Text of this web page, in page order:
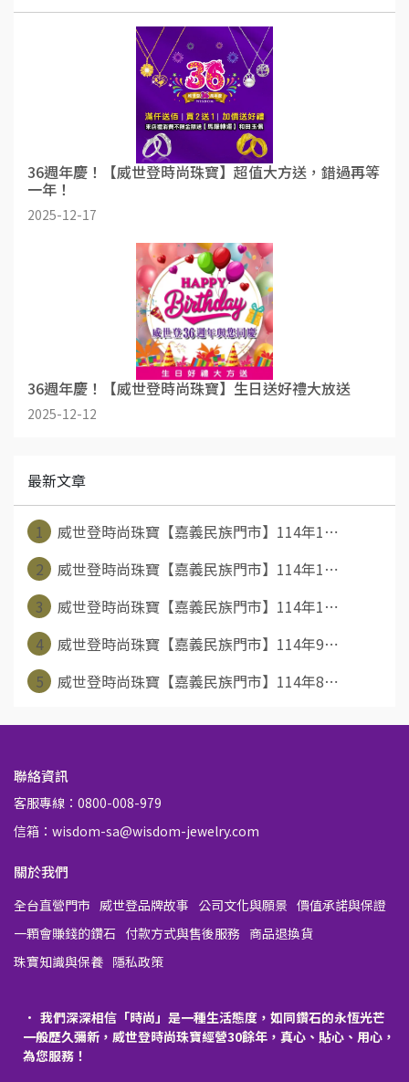
36週年慶！【威世登時尚珠寶】超值大方送，錯過再等
一年！
2025-12-17
36週年慶！【威世登時尚珠寶】生日送好禮大放送
2025-12-12
最新文章
1
威世登時尚珠寶【嘉義民族門市】114年1⋯
2
威世登時尚珠寶【嘉義民族門市】114年1⋯
3
威世登時尚珠寶【嘉義民族門市】114年1⋯
4
威世登時尚珠寶【嘉義民族門市】114年9⋯
5
威世登時尚珠寶【嘉義民族門市】114年8⋯
聯絡資訊
客服專線：0800-008-979
信箱：wisdom-sa@wisdom-jewelry.com
關於我們
全台直營門市 威世登品牌故事 公司文化與願景 價值承諾與保證
一顆會賺錢的鑽石 付款方式與售後服務 商品退換貨
珠寶知識與保養 隱私政策
我們深深相信「時尚」是一種生活態度，如同鑽石的永恆光芒
一般歷久彌新，威世登時尚珠寶經營30餘年，真心、貼心、用心，
為您服務！